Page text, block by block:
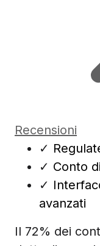
Recensioni
✓
✓ Conto
✓
avanzati
Il 72% dei